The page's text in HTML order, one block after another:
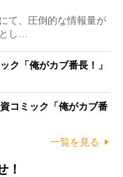
て、圧倒的な情報量が
し…
ク「俺がカブ番長！」
コミック「俺がカブ番
一覧を見る
！